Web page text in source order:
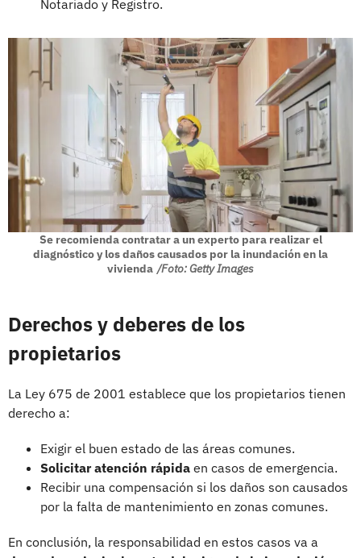
Notariado y Registro.
Se recomienda contratar a un experto para realizar el
diagnóstico y los daños causados por la inundación en la
vivienda /Foto: Getty Images
Derechos y deberes de los
propietarios
La Ley 675 de 2001 establece que los propietarios tienen
derecho a:
Exigir el buen estado de las áreas comunes.
Solicitar atención rápida en casos de emergencia.
Recibir una compensación si los daños son causados
por la falta de mantenimiento en zonas comunes.
En conclusión, la responsabilidad en estos casos va a